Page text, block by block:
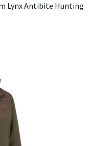
Lynx Antibite Hunting